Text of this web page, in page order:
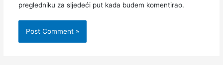
pregledniku za sljedeći put kada budem komentirao.